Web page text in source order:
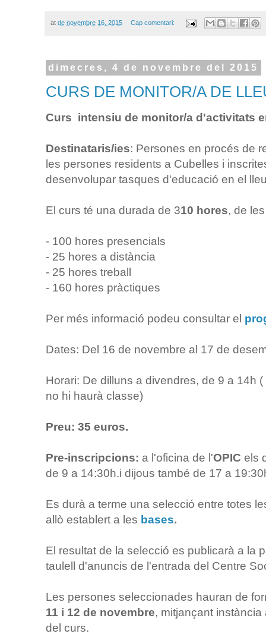
at de novembre 16, 2015 Cap comentari:
dimecres, 4 de novembre del 2015
CURS DE MONITOR/A DE
Curs intensiu de monitor/a d'activitats
Destinataris/ies: Persones en procés de
les persones residents a Cubelles i
desenvolupar tasques d'educació en el
El curs té una durada de 310 hores, de
- 100 hores presencials
- 25 hores a distància
- 25 hores treball
- 160 hores pràctiques
Per més informació podeu consultar el
Dates: Del 16 de novembre al 17 de
Horari: De dilluns a divendres, de 9 a 14h
no hi haurà classe)
Preu: 35 euros.
Pre-inscripcions: a l'oficina de l'OPIC els
de 9 a 14:30h.i dijous també de 17 a
Es durà a terme una selecció entre totes
allò establert a les bases.
El resultat de la selecció es publicarà a la
taulell d'anuncis de l'entrada del Centre
Les persones seleccionades hauran de
11 i 12 de novembre, mitjançant
del curs.